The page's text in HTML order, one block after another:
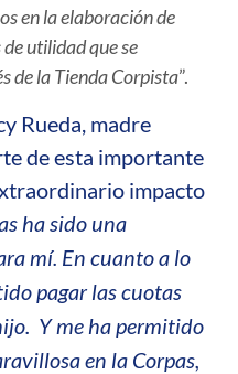
en la elaboración de
utilidad que se
de la Tienda Corpista”.
Rueda, madre
de esta importante
impacto
ha sido una
mí. En cuanto a lo
pagar las cuotas
Y me ha permitido
en la Corpas,